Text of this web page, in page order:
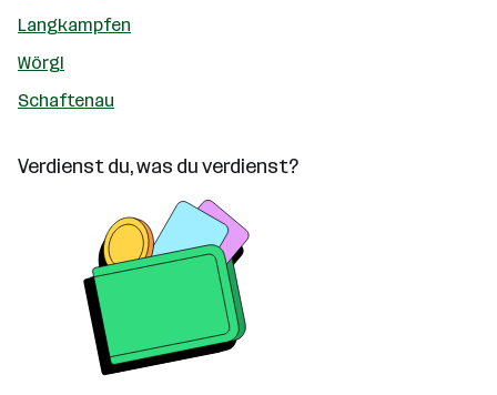
Langkampfen
Wörgl
Schaftenau
Verdienst du, was du verdienst?